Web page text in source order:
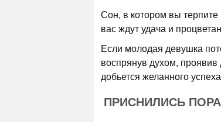
Сон, в котором вы
вас ждут удача и
Если молодая девушка
воспрянув духом, проявив
добьется желанного
ПРИСНИЛИСЬ